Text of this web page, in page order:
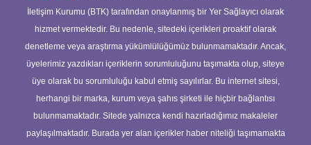
İletişim Kurumu (BTK) tarafından onaylanmış bir Yer Sağlayıcı olarak
hizmet vermektedir. Bu nedenle, sitedeki içerikleri proaktif olarak
denetleme veya araştırma yükümlülüğümüz bulunmamaktadır. Ancak,
üyelerimiz yazdıkları içeriklerin sorumluluğunu taşımakta olup, siteye
üye olarak bu sorumluluğu kabul etmiş sayılırlar. Bu internet sitesi,
herhangi bir marka, kurum veya şahıs şirketi ile hiçbir bağlantısı
bulunmamaktadır. Sitede yalnızca kendi hazırladığımız makaleler
paylaşılmaktadır. Burada yer alan içerikler haber niteliği taşımamakta